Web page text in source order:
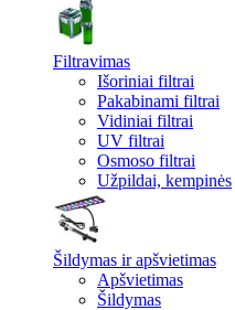
Filtravimas
Išoriniai filtrai
Pakabinami filtrai
Vidiniai filtrai
UV filtrai
Osmoso filtrai
Užpildai, kempinės
Šildymas ir apšvietimas
Apšvietimas
Šildymas